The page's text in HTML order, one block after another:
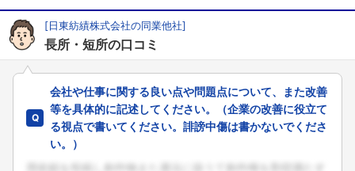
[日東紡績株式会社の同業他社]
長所・短所の口コミ
会社や仕事に関する良い点や問題点について、また改善
等を具体的に記述してください。（企業の改善に役立て
る視点で書いてください。誹謗中傷は書かないでくださ
い。）